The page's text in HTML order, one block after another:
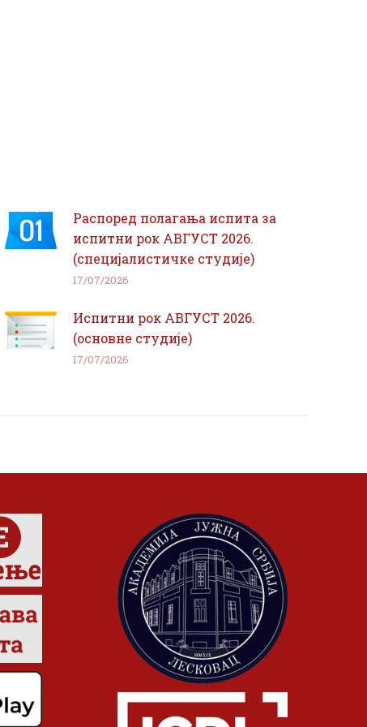
Распоред полагања испита за
испитни рок АВГУСТ 2026.
(специјалистичке студије)
17/07/2026
Испитни рок АВГУСТ 2026.
(основне студије)
17/07/2026